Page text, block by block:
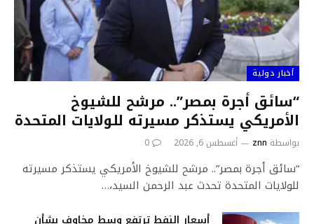
أخبار دولية
“سائق أجرة بمصر”.. مرشح للشيوخ
الأمريكي يستذكر مسيرته للولايات المتحدة
بواسطة znn أغسطس 6, 2026 0
“سائق أجرة بمصر”.. مرشح للشيوخ الأمريكي يستذكر مسيرته
للولايات المتحدة تحدث عبد الرحمن السيد،…
أسعار النفط ترتفع وسط مخاوف بشأن